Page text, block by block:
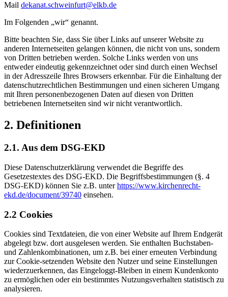
Mail dekanat.schweinfurt@elkb.de
Im Folgenden „wir“ genannt.
Bitte beachten Sie, dass Sie über Links auf unserer Website zu
anderen Internetseiten gelangen können, die nicht von uns, sondern
von Dritten betrieben werden. Solche Links werden von uns
entweder eindeutig gekennzeichnet oder sind durch einen Wechsel
in der Adresszeile Ihres Browsers erkennbar. Für die Einhaltung der
datenschutzrechtlichen Bestimmungen und einen sicheren Umgang
mit Ihren personenbezogenen Daten auf diesen von Dritten
betriebenen Internetseiten sind wir nicht verantwortlich.
2. Definitionen
2.1. Aus dem DSG-EKD
Diese Datenschutzerklärung verwendet die Begriffe des
Gesetzestextes des DSG-EKD. Die Begriffsbestimmungen (§. 4
DSG-EKD) können Sie z.B. unterhttps://www.kirchenrecht-
ekd.de/document/39740 einsehen.
2.2 Cookies
Cookies sind Textdateien, die von einer Website auf Ihrem Endgerät
abgelegt bzw. dort ausgelesen werden. Sie enthalten Buchstaben-
und Zahlenkombinationen, um z.B. bei einer erneuten Verbindung
zur Cookie-setzenden Website den Nutzer und seine Einstellungen
wiederzuerkennen, das Eingeloggt-Bleiben in einem Kundenkonto
zu ermöglichen oder ein bestimmtes Nutzungsverhalten statistisch zu
analysieren.